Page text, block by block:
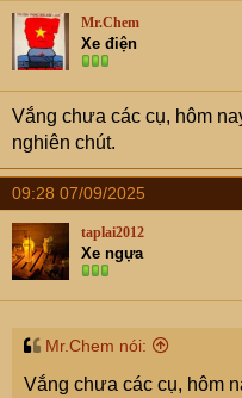
t
i
o
n
s
:
Mr.Chem
Xe điện
Vắng chưa các cụ, hôm
nghiên chút.
09:28 07/09/2025
taplai2012
Xe ngựa
Mr.Chem nói:
Vắng chưa các cụ, hôm